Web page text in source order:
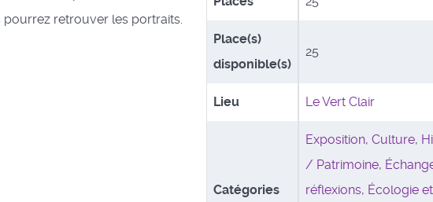
pourrez retrouver les portraits.
Place(s)
disponible(s)
25
Lieu Le Vert Clair
Catégories
Exposition,Culture,
/ Patrimoine,
réflexions, Écologie et